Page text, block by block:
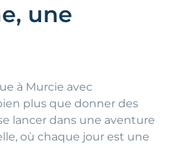
une
à Murcie avec
plus que donner des
lancer dans une aventure
où chaque jour est une